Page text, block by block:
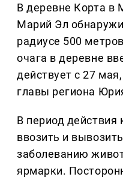
В деревне Корта в
Марий Эл
радиусе 500
очага в деревне
действует с 27
главы региона
В период действия
ввозить и
заболеванию
ярмарки.